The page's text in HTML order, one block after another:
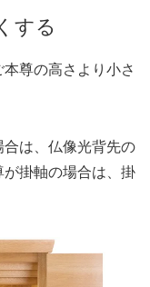
する
尊の高さより小さ
は、仏像光背先の
掛軸の場合は、掛